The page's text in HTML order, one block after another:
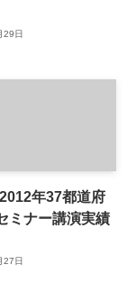
29日
2012年37都道府
ミナー講演実績
27日